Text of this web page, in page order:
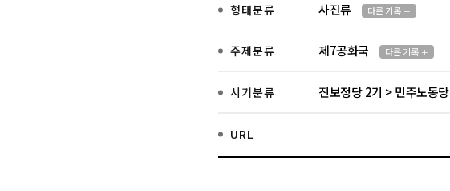
형태분류 사진류 다른 기록
주제분류 제7공화국 다른 기록
시기분류 진보정당 2기 > 민주노동당
URL